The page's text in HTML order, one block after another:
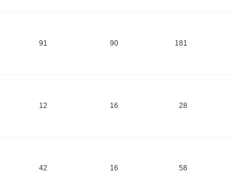
91 90 181
12 16 28
42 16 58